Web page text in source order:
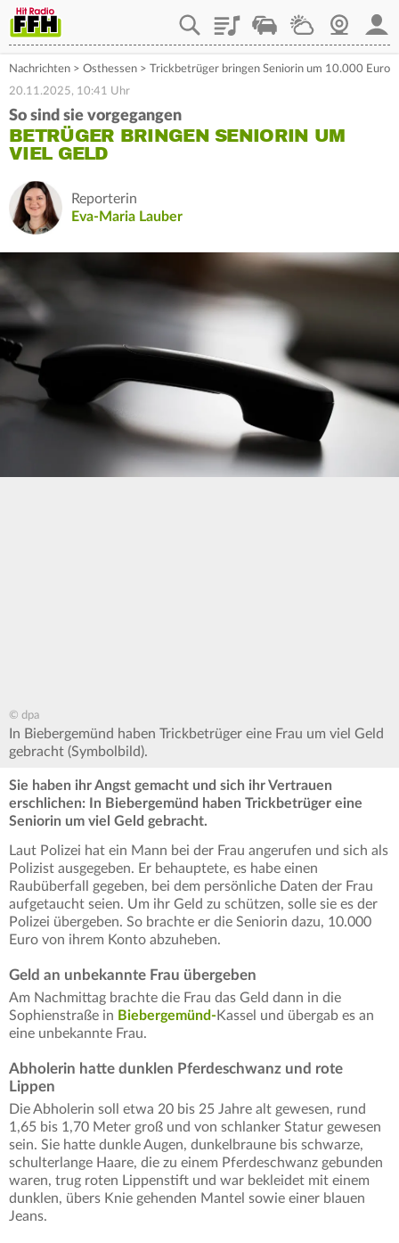
PlaylistStaupilotWetterWebcam
Nachrichten > Osthessen > Trickbetrüger bringen Seniorin um 10.000 Euro
20.11.2025, 10:41 Uhr
So sind sie vorgegangen
BETRÜGER BRINGEN SENIORIN UM
VIEL GELD
Reporterin
Eva-Maria Lauber
© dpa
In Biebergemünd haben Trickbetrüger eine Frau um viel Geld
gebracht (Symbolbild).
Sie haben ihr Angst gemacht und sich ihr Vertrauen
erschlichen: In Biebergemünd haben Trickbetrüger eine
Seniorin um viel Geld gebracht.
Laut Polizei hat ein Mann bei der Frau angerufen und sich als
Polizist ausgegeben. Er behauptete, es habe einen
Raubüberfall gegeben, bei dem persönliche Daten der Frau
aufgetaucht seien. Um ihr Geld zu schützen, solle sie es der
Polizei übergeben. So brachte er die Seniorin dazu, 10.000
Euro von ihrem Konto abzuheben.
Geld an unbekannte Frau übergeben
Am Nachmittag brachte die Frau das Geld dann in die
Sophienstraße in Biebergemünd- Kassel und übergab es an
eine unbekannte Frau.
Abholerin hatte dunklen Pferdeschwanz und rote
Lippen
Die Abholerin soll etwa 20 bis 25 Jahre alt gewesen, rund
1,65 bis 1,70 Meter groß und von schlanker Statur gewesen
sein. Sie hatte dunkle Augen, dunkelbraune bis schwarze,
schulterlange Haare, die zu einem Pferdeschwanz gebunden
waren, trug roten Lippenstift und war bekleidet mit einem
dunklen, übers Knie gehenden Mantel sowie einer blauen
Jeans.